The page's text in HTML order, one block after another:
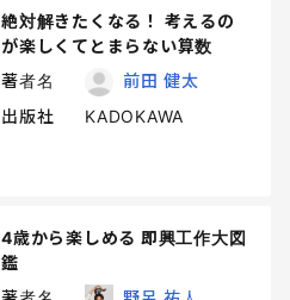
絶対解きたくなる！ 考えるの
が楽しくてとまらない算数
著者名
前田 健太
出版社
KADOKAWA
4歳から楽しめる 即興工作大図
鑑